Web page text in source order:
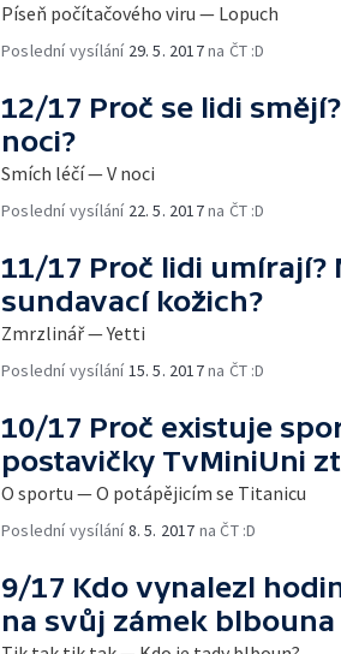
Píseň počítačového viru — Lopuch
Poslední vysílání 29. 5. 2017na ČT :D
12/17 Proč se lidi
noci?
Smích léčí — V noci
Poslední vysílání 22. 5. 2017na ČT :D
11/17 Proč lidi umírají?
sundavací kožich?
Zmrzlinář — Yetti
Poslední vysílání15. 5. 2017na ČT :D
10/17 Proč existuje
postavičky TvMiniUni
O sportu — O potápějicím se Titanicu
Poslední vysílání8. 5. 2017 na ČT :D
9/17 Kdo vynalezl
na svůj zámek